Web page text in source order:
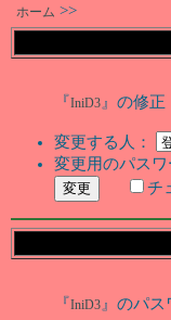
ホーム >>
『IniD3』の修正
変更する人：
変更用のパスワ
チ
『IniD3 』のパ